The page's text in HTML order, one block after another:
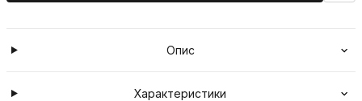
Опис
Характеристики